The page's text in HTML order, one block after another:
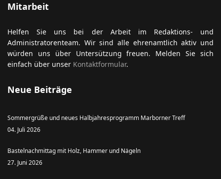
Mitarbeit
Helfen Sie uns bei der Arbeit im Redaktions- und
Administratorenteam. Wir sind alle ehrenamtlich aktiv und
würden uns über Untersützung freuen. Melden Sie sich
einfach über unser Kontaktformular.
Neue Beiträge
Sommergrüße und neues Halbjahresprogramm Marborner Treff
04. Juli 2026
Bastelnachmittag mit Holz, Hammer und Nägeln
27. Juni 2026